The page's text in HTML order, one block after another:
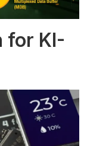
for KI-